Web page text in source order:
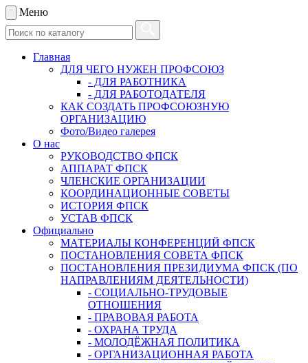
Меню
Главная
ДЛЯ ЧЕГО НУЖЕН ПРОФСОЮЗ
- ДЛЯ РАБОТНИКА
- ДЛЯ РАБОТОДАТЕЛЯ
КАК СОЗДАТЬ ПРОФСОЮЗНУЮ
ОРГАНИЗАЦИЮ
Фото/Видео галерея
О нас
РУКОВОДСТВО ФПСК
АППАРАТ ФПСК
ЧЛЕНСКИЕ ОРГАНИЗАЦИИ
КООРДИНАЦИОННЫЕ СОВЕТЫ
ИСТОРИЯ ФПСК
УСТАВ ФПСК
Официально
МАТЕРИАЛЫ КОНФЕРЕНЦИЙ ФПСК
ПОСТАНОВЛЕНИЯ СОВЕТА ФПСК
ПОСТАНОВЛЕНИЯ ПРЕЗИДИУМА ФПСК (ПО
НАПРАВЛЕНИЯМ ДЕЯТЕЛЬНОСТИ)
- СОЦИАЛЬНО-ТРУДОВЫЕ
ОТНОШЕНИЯ
- ПРАВОВАЯ РАБОТА
- ОХРАНА ТРУДА
- МОЛОДЁЖНАЯ ПОЛИТИКА
- ОРГАНИЗАЦИОННАЯ РАБОТА